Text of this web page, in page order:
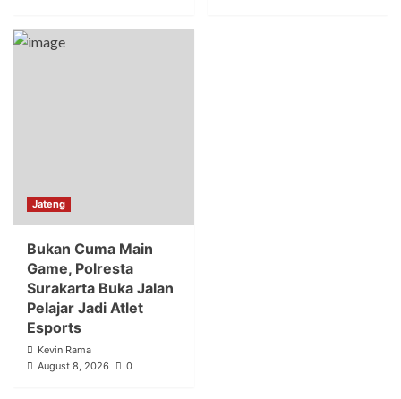
Jateng
Bukan Cuma Main
Game, Polresta
Surakarta Buka Jalan
Pelajar Jadi Atlet
Esports
Kevin Rama
August 8, 2026
0